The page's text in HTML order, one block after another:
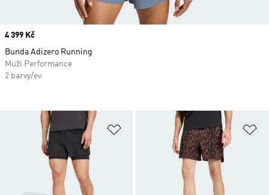
Přidat do seznamu přání
Price
4 399 Kč
Bunda Adizero Running
Muži Performance
2 barvy/ev